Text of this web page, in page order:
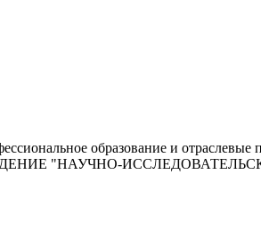
образование и отраслевые
"НАУЧНО-